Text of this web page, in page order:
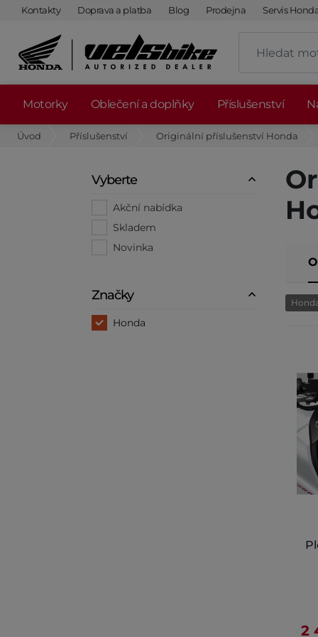
Kontakty Doprava a platba Blog Prodejna Servis
Motorky Oblečení a doplňky Příslušenství
Úvod Příslušenství Originální příslušenství Honda
Vyberte
Akční nabídka
Skladem
Novinka
Značky
Honda
2